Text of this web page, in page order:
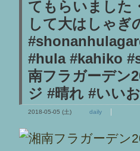
てもらいました
して大はしゃぎ
#hula #kahiko
南フラガーデン
ジ #晴れ #いい
2018-05-05 (土) daily